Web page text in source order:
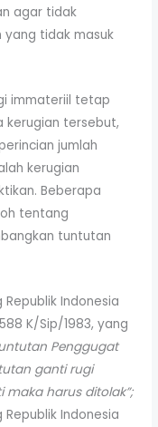
agar tidak
tidak masuk
immateriil tetap
kerugian tersebut,
jumlah
kerugian
Beberapa
tentang
tuntutan
Republik Indonesia
K/Sip/1983, yang
Penggugat
ganti rugi
harus ditolak”;
Republik Indonesia